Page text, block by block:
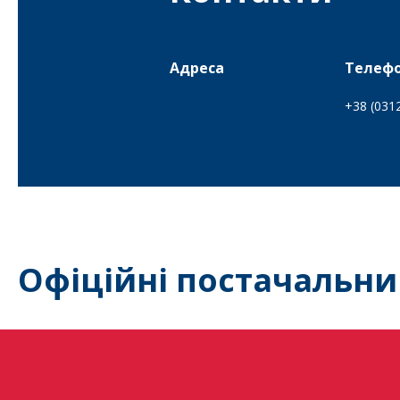
Адреса
+38
Офіційні